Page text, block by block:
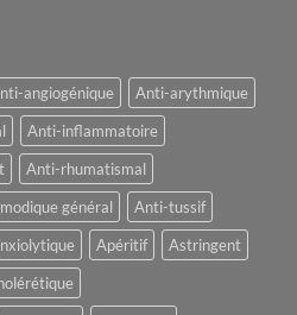
angiogénique
Anti-arythmique
Anti-inflammatoire
Anti-rhumatismal
général
Anti-tussif
Apéritif
Astringent